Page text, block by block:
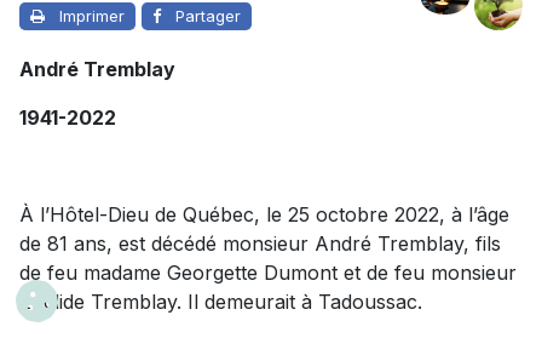
Imprimer Partager
André Tremblay
1941-2022
À l’Hôtel-Dieu de Québec, le 25 octobre 2022, à l’âge
de 81 ans, est décédé monsieur André Tremblay, fils
de feu madame Georgette Dumont et de feu monsieur
Euclide Tremblay. Il demeurait à Tadoussac.